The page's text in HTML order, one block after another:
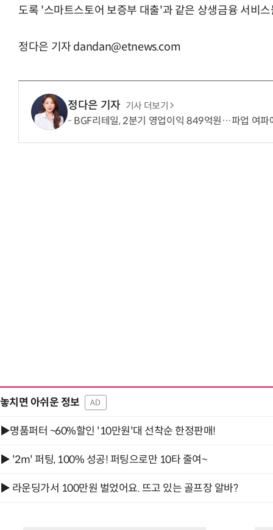
도록 '스마트스토어 보증부 대출'과 같은 상생금융 서비
정다은 기자 dandan@etnews.com
정다은 기자 기사 더보기
BGF리테일, 2분기 영업이익 849억원…파업 여
놓치면 아쉬운 정보 AD
▶명품퍼터 ~60%할인 '10만원'대 선착순 한정판매!
▶ '2m' 퍼팅, 100% 성공! 퍼팅으로만 10타 줄여~
▶ 라운딩가서 100만원 벌었어요. 뜨고 있는 골프장 알바?